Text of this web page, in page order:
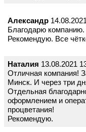
Александр
Благодарю
Рекомендую. Все
Наталия 13.08.2021
Отличная компания!
Минск. И через три
Отдельная
оформлением и
процветания!
Рекомендую.